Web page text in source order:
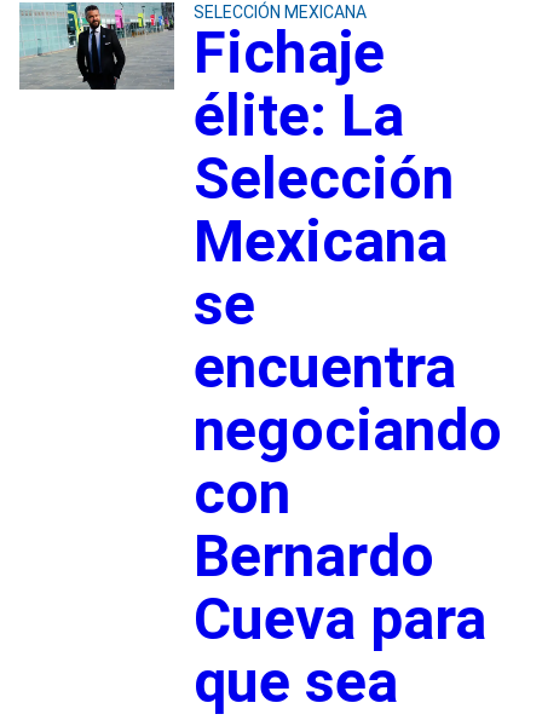
SELECCIÓN MEXICANA
Fichaje
élite: La
Selección
Mexicana
se
encuentra
negociando
con
Bernardo
Cueva para
que sea